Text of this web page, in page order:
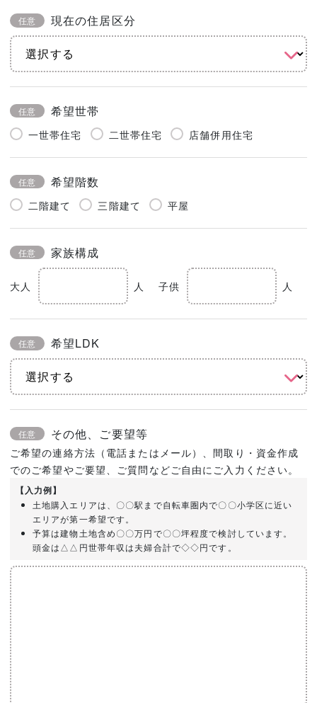
任意 現在の住居区分
任意 希望世帯
一世帯住宅 二世帯住宅 店舗併用住宅
任意 希望階数
二階建て 三階建て 平屋
任意 家族構成
大人 人 子供 人
任意 希望LDK
任意 その他、ご要望等
ご希望の連絡方法（電話またはメール）、間取り・資金作成
でのご希望やご要望、ご質問などご自由にご入力ください。
【入力例】
土地購入エリアは、〇〇駅まで自転車圏内で〇〇小学区に近い
エリアが第一希望です。
予算は建物土地含め〇〇万円で〇〇坪程度で検討しています。
頭金は△△円世帯年収は夫婦合計で◇◇円です。